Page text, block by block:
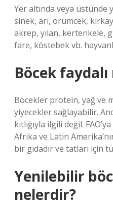
Yer altında veya
sinek, arı, örümcek,
akrep, yılan, kertenkele,
fare, köstebek vb.
Böcek faydalı
Böcekler protein, yağ ve
yiyecekler sağlayabilir.
kıtlığıyla ilgili değil.
Afrika ve Latin
bir gıdadır ve tatları için
Yenilebilir
nelerdir?